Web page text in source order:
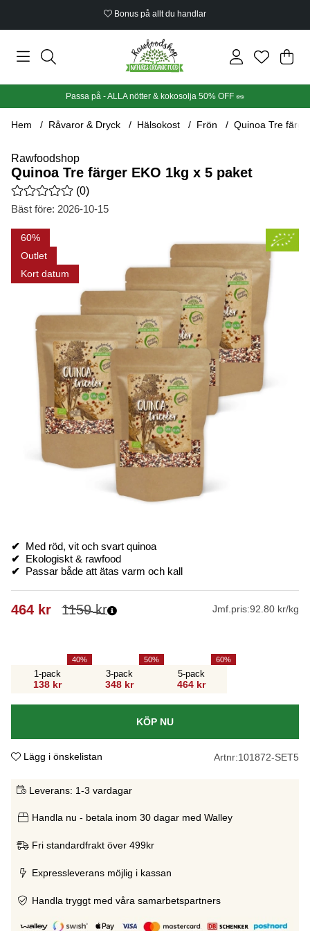
Bonus på allt du handlar
Din
.
Passa på - ALLA nötter & kokosolja 50% OFF 🥜
Hem Råvaror & Dryck Hälsokost Frön Quinoa Tre
Rawfoodshop
Quinoa Tre färger EKO 1kg x 5 paket
Medelbetyg 0 av 5 Antal betyg 0
(0)
Bäst före: 2026-10-15
60
Outlet
Kort datum
Produktbilder Quinoa Tre färger EKO 1kg x 5 paket
✔
Med röd, vit och svart quinoa
✔
Ekologiskt & rawfood
✔
Passar både att ätas varm och kall
1159kr
464 kr Jmf.pris:92.80 kr/kg
1-pack
138 kr
40
3-pack
348 kr
50
5-pack
464 kr
60
KÖP NU
Lägg i önskelistan Artnr:101872-SET5
Leverans: 1-3 vardagar
Handla nu - betala inom 30 dagar med Walley
Fri standardfrakt över 499kr
Expressleverans möjlig i kassan
Handla tryggt med våra samarbetspartners